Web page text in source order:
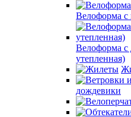
Велоформа с
Велоформа с
утепленная)
дождевики